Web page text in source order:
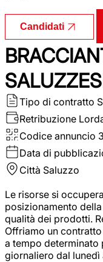
Candidati
Tipo di contratto
Retribuzione
Codice annuncio
Data di
Città Saluzzo
Le risorse si
posizionamento
qualità dei prodotti.
Offriamo un
a tempo determinato
giornaliero dal lunedì